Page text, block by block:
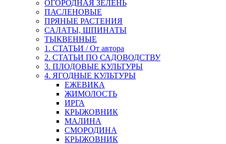
ОГОРОДНАЯ ЗЕЛЕНЬ
ПАСЛЕНОВЫЕ
ПРЯНЫЕ РАСТЕНИЯ
САЛАТЫ, ШПИНАТЫ
ТЫКВЕННЫЕ
1. СТАТЬИ / От автора
2. СТАТЬИ ПО САДОВОДСТВУ
3. ПЛОДОВЫЕ КУЛЬТУРЫ
4. ЯГОДНЫЕ КУЛЬТУРЫ
ЕЖЕВИКА
ЖИМОЛОСТЬ
ИРГА
КРЫЖОВНИК
МАЛИНА
СМОРОДИНА
КРЫЖОВНИК